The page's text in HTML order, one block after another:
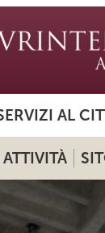
AL
ATTIVITÀ